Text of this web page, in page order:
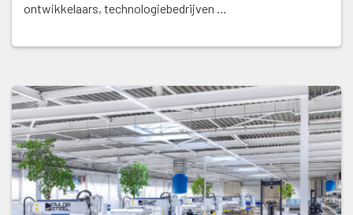
ontwikkelaars, technologiebedrijven …